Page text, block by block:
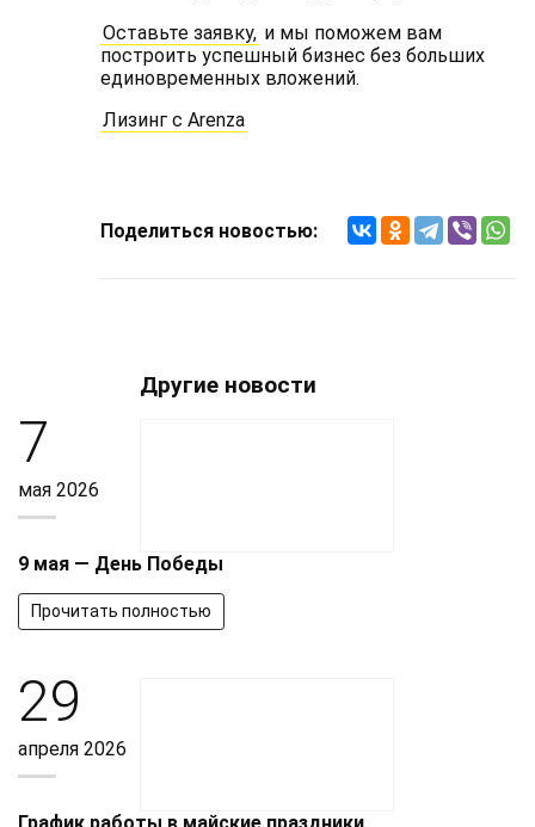
Оставьте заявку, и мы поможем вам
построить успешный бизнес без больших
единовременных вложений.
Лизинг с Arenza
Поделиться новостью:
Другие новости
7
мая 2026
9 мая — День Победы
Прочитать полностью
29
апреля 2026